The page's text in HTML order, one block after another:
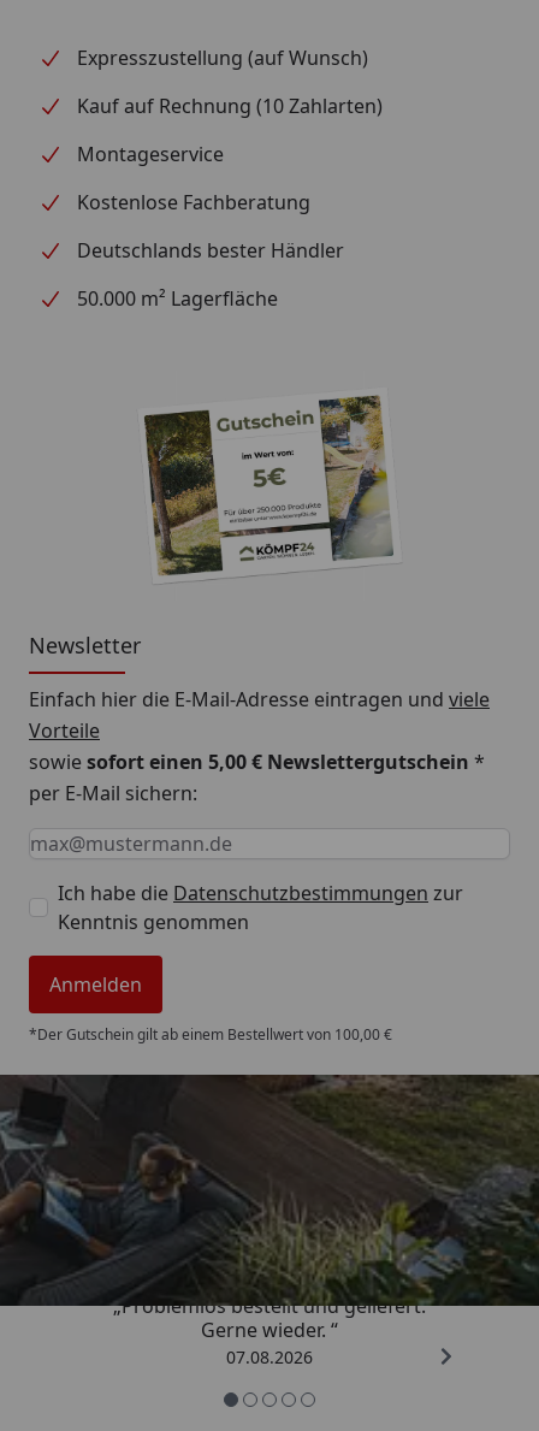
Expresszustellung (auf Wunsch)
Kauf auf Rechnung (10 Zahlarten)
Montageservice
Kostenlose Fachberatung
Deutschlands bester Händler
50.000 m² Lagerfläche
Newsletter
Einfach hier die E-Mail-Adresse eintragen und viele
Vorteile
sowiesofort einen 5,00 € Newslettergutschein *
per E-Mail sichern:
Keine Eingabe erforderlich
Eingabe erforderlich
E-Mail *
Ich habe die Datenschutzbestimmungen zur
Kenntnis genommen
Anmelden
*Der Gutschein gilt ab einem Bestellwert von 100,00 €
Trusted Shops
4,85/ 5
„Problemlos bestellt und geliefert.
Gerne wieder. “
07.08.2026